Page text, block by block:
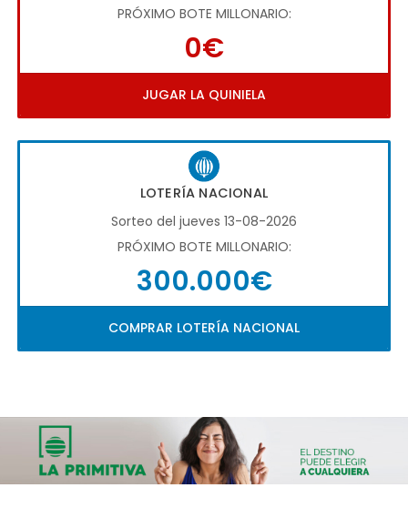
PRÓXIMO BOTE MILLONARIO:
0€
JUGAR LA QUINIELA
LOTERÍA NACIONAL
Sorteo del jueves 13-08-2026
PRÓXIMO BOTE MILLONARIO:
300.000€
COMPRAR LOTERÍA NACIONAL